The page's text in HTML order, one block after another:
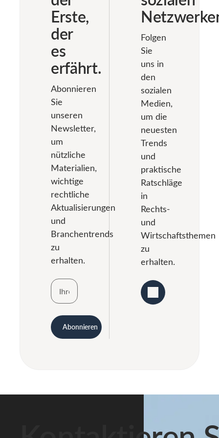
Anerkennung
Liquidationsverfahren
schlimmer: in
der Insolvenz.
Impuls ist,
einen Anwalt
anzurufen. […]
Erste,
der
es
erfährt.
Abonnieren
Sie
unseren
Newsletter,
um
nützliche
Materialien,
wichtige
rechtliche
Aktualisierungen
und
Branchentrends
zu
erhalten.
Abonnieren
Folgen
Sie
uns in
den
sozialen
Medien,
um die
neuesten
Trends
und
praktische
Ratschläge
in
Rechts-
und
Wirtschaftsthemen
zu
erhalten.